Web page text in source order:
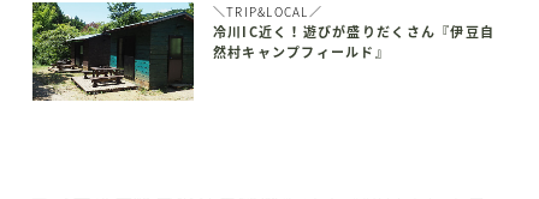
＼TRIP&LOCAL／
冷川IC近く！遊びが盛りだくさん『伊豆自
然村キャンプフィールド』